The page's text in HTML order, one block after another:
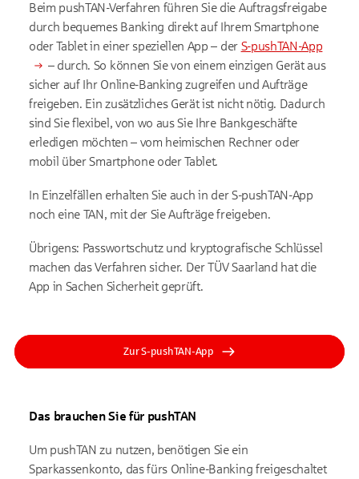
Beim pushTAN-Verfahren führen Sie die Auftragsfreigabe
durch bequemes Banking direkt auf Ihrem Smartphone
oder Tablet in einer speziellen App – der S-pushTAN-App
– durch. So können Sie von einem einzigen Gerät aus
sicher auf Ihr Online-Banking zugreifen und Aufträge
freigeben. Ein zusätzliches Gerät ist nicht nötig. Dadurch
sind Sie flexibel, von wo aus Sie Ihre Bankgeschäfte
erledigen möchten – vom heimischen Rechner oder
mobil über Smartphone oder Tablet.
In Einzelfällen erhalten Sie auch in der S-pushTAN-App
noch eine TAN, mit der Sie Aufträge freigeben.
Übrigens: Passwortschutz und kryptografische Schlüssel
machen das Verfahren sicher. Der TÜV Saarland hat die
App in Sachen Sicherheit geprüft.
Zur S-pushTAN-App
Das brauchen Sie für pushTAN
Um pushTAN zu nutzen, benötigen Sie ein
Sparkassenkonto, das fürs Online-Banking freigeschaltet